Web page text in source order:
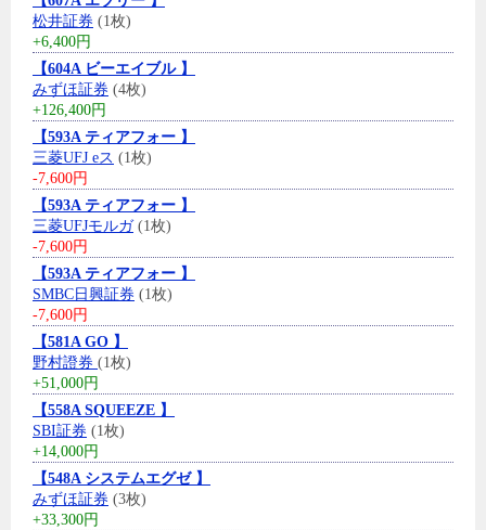
松井証券 (1枚)
+6,400円
【604A ビーエイブル 】
みずほ証券 (4枚)
+126,400円
【593A ティアフォー 】
三菱UFJ eス (1枚)
-7,600円
【593A ティアフォー 】
三菱UFJモルガ(1枚)
-7,600円
【593A ティアフォー 】
SMBC日興証券 (1枚)
-7,600円
【581A GO 】
野村證券 (1枚)
+51,000円
【558A SQUEEZE 】
SBI証券 (1枚)
+14,000円
【548A システムエグゼ 】
みずほ証券 (3枚)
+33,300円